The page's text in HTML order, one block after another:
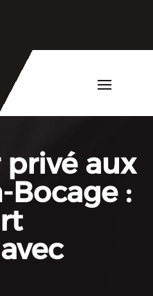
aux
Bocage :